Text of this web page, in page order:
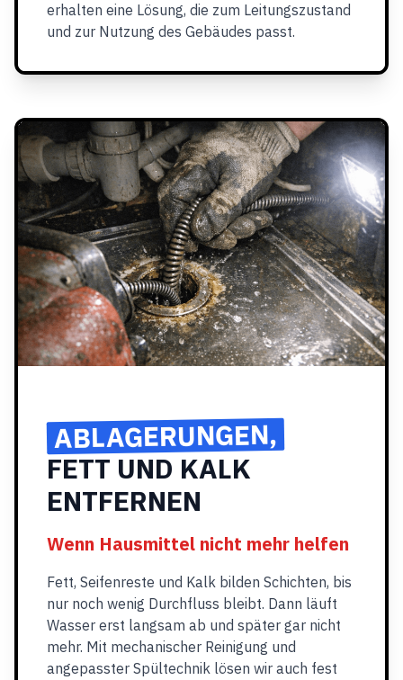
erhalten eine Lösung, die zum Leitungszustand
und zur Nutzung des Gebäudes passt.
ABLAGERUNGEN,
FETT UND KALK
ENTFERNEN
Wenn Hausmittel nicht mehr helfen
Fett, Seifenreste und Kalk bilden Schichten, bis
nur noch wenig Durchfluss bleibt. Dann läuft
Wasser erst langsam ab und später gar nicht
mehr. Mit mechanischer Reinigung und
angepasster Spültechnik lösen wir auch fest